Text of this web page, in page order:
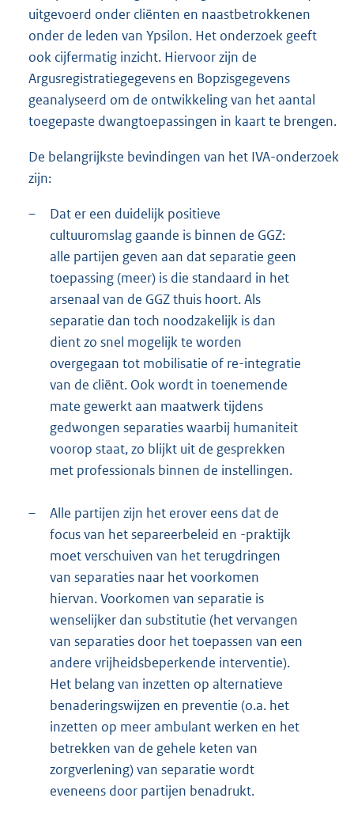
uitgevoerd onder cliënten en naastbetrokkenen
onder de leden van Ypsilon. Het onderzoek geeft
ook cijfermatig inzicht. Hiervoor zijn de
Argusregistratiegegevens en Bopzisgegevens
geanalyseerd om de ontwikkeling van het aantal
toegepaste dwangtoepassingen in kaart te brengen.
De belangrijkste bevindingen van het IVA-onderzoek
zijn:
–
Dat er een duidelijk positieve
cultuuromslag gaande is binnen de GGZ:
alle partijen geven aan dat separatie geen
toepassing (meer) is die standaard in het
arsenaal van de GGZ thuis hoort. Als
separatie dan toch noodzakelijk is dan
dient zo snel mogelijk te worden
overgegaan tot mobilisatie of re-integratie
van de cliënt. Ook wordt in toenemende
mate gewerkt aan maatwerk tijdens
gedwongen separaties waarbij humaniteit
voorop staat, zo blijkt uit de gesprekken
met professionals binnen de instellingen.
–
Alle partijen zijn het erover eens dat de
focus van het separeerbeleid en -praktijk
moet verschuiven van het terugdringen
van separaties naar het voorkomen
hiervan. Voorkomen van separatie is
wenselijker dan substitutie (het vervangen
van separaties door het toepassen van een
andere vrijheidsbeperkende interventie).
Het belang van inzetten op alternatieve
benaderingswijzen en preventie (o.a. het
inzetten op meer ambulant werken en het
betrekken van de gehele keten van
zorgverlening) van separatie wordt
eveneens door partijen benadrukt.